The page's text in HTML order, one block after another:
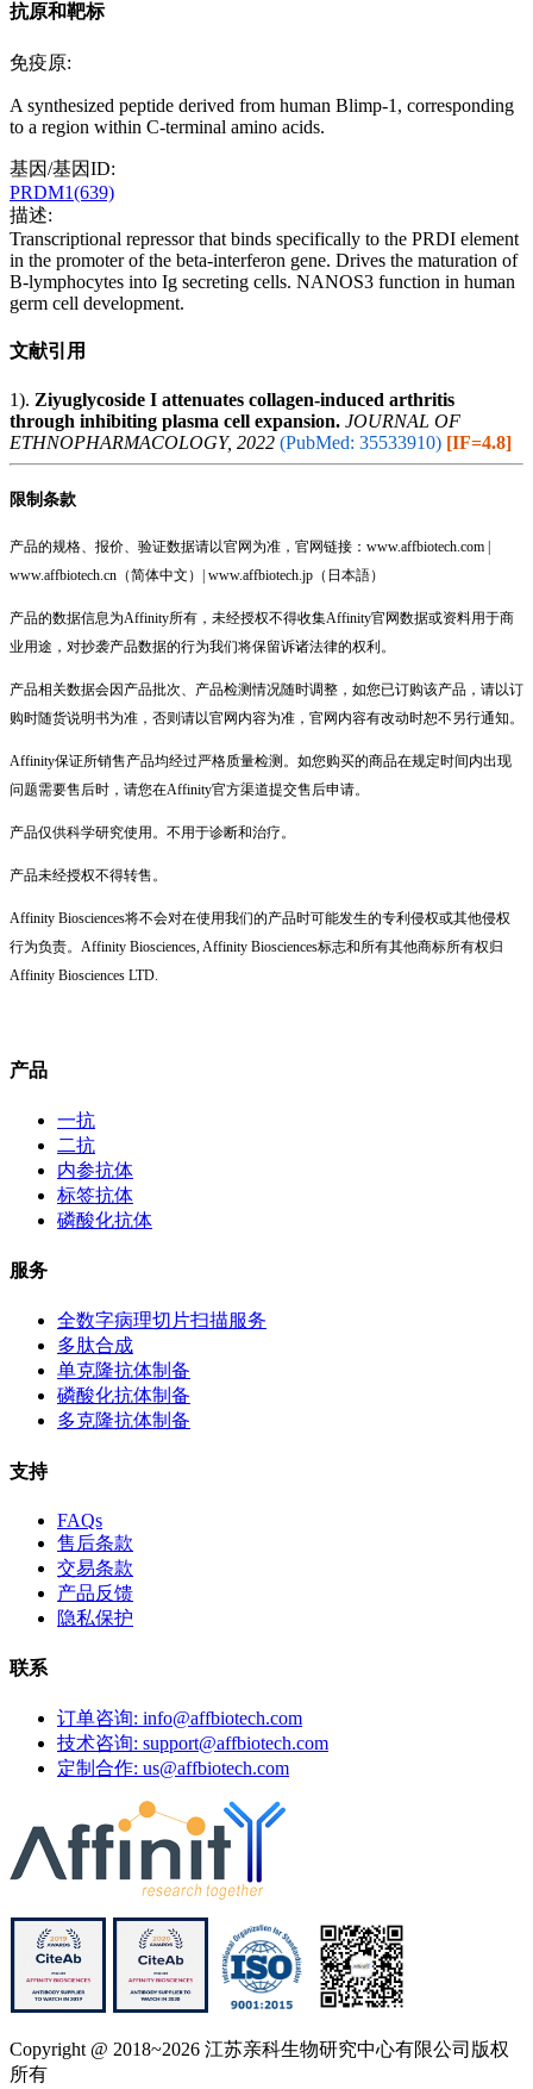
抗原和靶标
免疫原:
A synthesized peptide derived from human Blimp-1, corresponding
to a region within C-terminal amino acids.
基因/基因ID:
PRDM1(639)
描述:
Transcriptional repressor that binds specifically to the PRDI element
in the promoter of the beta-interferon gene. Drives the maturation of
B-lymphocytes into Ig secreting cells. NANOS3 function in human
germ cell development.
文献引用
1). Ziyuglycoside I attenuates collagen-induced arthritis
through inhibiting plasma cell expansion. JOURNAL OF
ETHNOPHARMACOLOGY, 2022 (PubMed: 35533910) [IF=4.8]
限制条款
产品的规格、报价、验证数据请以官网为准，官网链接：www.affbiotech.com |
www.affbiotech.cn（简体中文）| www.affbiotech.jp（日本語）
产品的数据信息为Affinity所有，未经授权不得收集Affinity官网数据或资料用于商
业用途，对抄袭产品数据的行为我们将保留诉诸法律的权利。
产品相关数据会因产品批次、产品检测情况随时调整，如您已订购该产品，请以订
购时随货说明书为准，否则请以官网内容为准，官网内容有改动时恕不另行通知。
Affinity保证所销售产品均经过严格质量检测。如您购买的商品在规定时间内出现
问题需要售后时，请您在Affinity官方渠道提交售后申请。
产品仅供科学研究使用。不用于诊断和治疗。
产品未经授权不得转售。
Affinity Biosciences将不会对在使用我们的产品时可能发生的专利侵权或其他侵权
行为负责。Affinity Biosciences, Affinity Biosciences标志和所有其他商标所有权归
Affinity Biosciences LTD.
产品
一抗
二抗
内参抗体
标签抗体
磷酸化抗体
服务
全数字病理切片扫描服务
多肽合成
单克隆抗体制备
磷酸化抗体制备
多克隆抗体制备
支持
FAQs
售后条款
交易条款
产品反馈
隐私保护
联系
订单咨询: info@affbiotech.com
技术咨询: support@affbiotech.com
定制合作: us@affbiotech.com
Copyright @ 2018~2026 江苏亲科生物研究中心有限公司版权
所有